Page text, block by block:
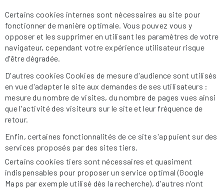
Certains cookies internes sont nécessaires au site pour
fonctionner de manière optimale. Vous pouvez vous y
opposer et les supprimer en utilisant les paramètres de votre
navigateur, cependant votre expérience utilisateur risque
d'être dégradée.
D'autres cookies Cookies de mesure d'audience sont utilisés
en vue d'adapter le site aux demandes de ses utilisateurs :
mesure du nombre de visites, du nombre de pages vues ainsi
que l'activité des visiteurs sur le site et leur fréquence de
retour.
Enfin, certaines fonctionnalités de ce site s'appuient sur des
services proposés par des sites tiers.
Certains cookies tiers sont nécessaires et quasiment
indispensables pour proposer un service optimal (Google
Maps par exemple utilisé dès la recherche), d'autres n'ont